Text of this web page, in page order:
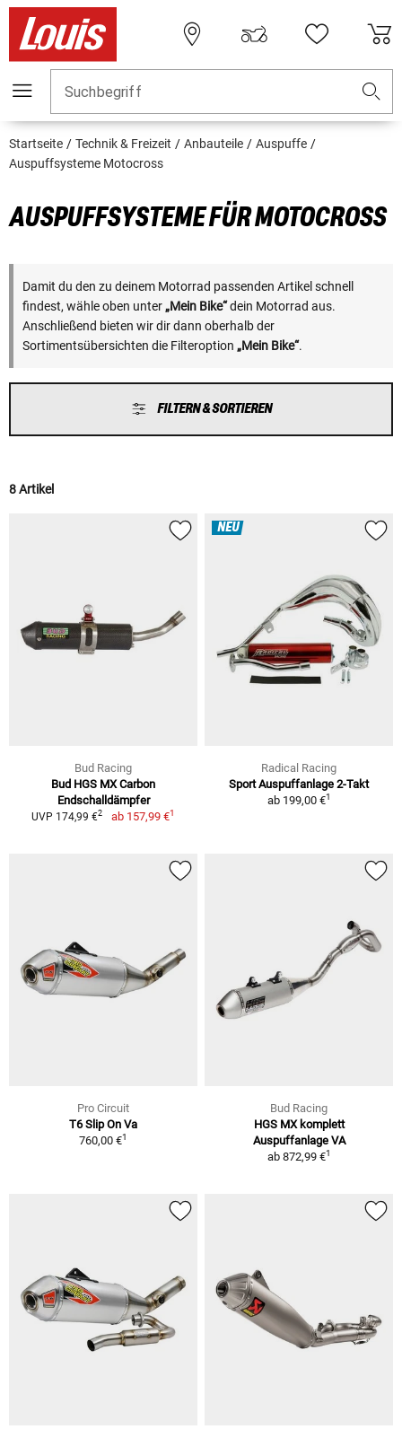
Suchbegriff
Startseite Technik & Freizeit Anbauteile
Auspuffe
Auspuffsysteme Motocross
AUSPUFFSYSTEME FÜR MOTOCROSS
Damit du den zu deinem Motorrad passenden Artikel schnell
findest, wähle oben unter„Mein Bike“dein Motorrad aus.
Anschließend bieten wir dir dann oberhalb der
Sortimentsübersichten die Filteroption „Mein Bike“.
FILTERN & SORTIEREN
8 Artikel
Bud Racing
Bud HGS MX Carbon
Endschalldämpfer
UVP 174,99 €2 ab 157,99 €1
NEU
Radical Racing
Sport Auspuffanlage 2-Takt
ab 199,00 €1
Pro Circuit
T6 Slip On Va
760,00 €1
Bud Racing
HGS MX komplett
Auspuffanlage VA
ab 872,99 €1